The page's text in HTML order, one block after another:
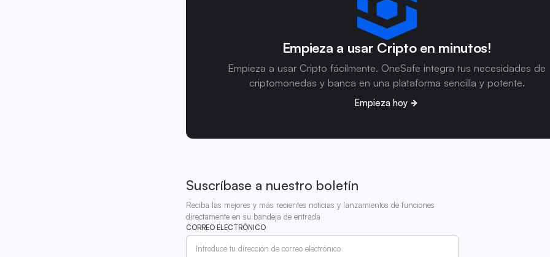
Empieza a usar Cripto en minutos!
Empieza a usar Cripto fácilmente. OneSafe integra tus necesidades de
criptomonedas y banca en una plataforma sencilla y potente.
Empieza hoy
Suscríbase a nuestro boletín
Reciba las mejores y más recientes noticias y lanzamientos de funciones
directamente en su bandeja de entrada
CORREO ELECTRÓNICO